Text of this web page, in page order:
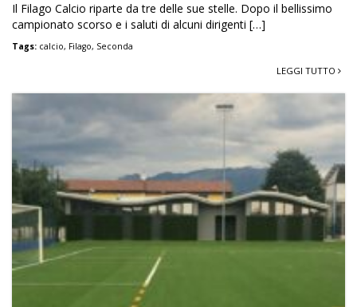
Il Filago Calcio riparte da tre delle sue stelle. Dopo il bellissimo
campionato scorso e i saluti di alcuni dirigenti […]
Tags: calcio, Filago, Seconda
LEGGI TUTTO